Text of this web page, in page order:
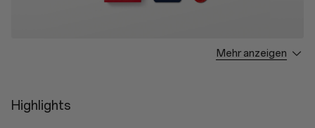
SIM Tray Ejector * 1
Mehr anzeigen
Highlights